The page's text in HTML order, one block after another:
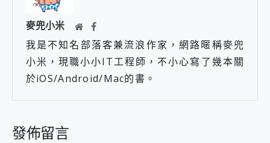
麥兜小米
我是不知名部落客兼流浪作家，網路暱稱麥兜
小米，現職小小IT工程師，不小心寫了幾本關
於iOS/Android/Mac的書。
發佈留言